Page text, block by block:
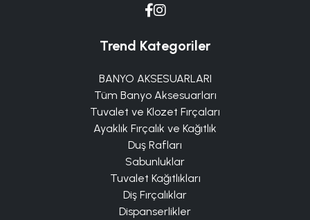
Trend Kategoriler
BANYO AKSESUARLARI
Tüm Banyo Aksesuarları
Tuvalet ve Klozet Fırçaları
Ayaklık Fırçalık ve Kağıtlık
Duş Rafları
Sabunluklar
Tuvalet Kağıtlıkları
Diş Fırçalıklar
Dispanserlikler